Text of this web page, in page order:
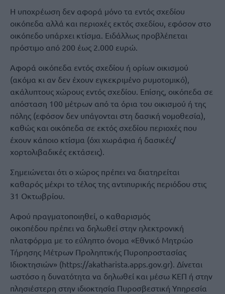
Η υποχρέωση δεν αφορά μόνο τα εντός σχεδίου
οικόπεδα αλλά και περιοχές εκτός σχεδίου, εφόσον στο
οικόπεδο υπάρχει κτίσμα. Ειδάλλως προβλέπεται
πρόστιμο από 200 έως 2.000 ευρώ.
Αφορά οικόπεδα εντός σχεδίου ή ορίων οικισμού
(ακόμα κι αν δεν έχουν εγκεκριμένο ρυμοτομικό),
ακάλυπτους χώρους εντός σχεδίου. Επίσης, οικόπεδα σε
απόσταση 100 μέτρων από τα όρια του οικισμού ή της
πόλης (εφόσον δεν υπάγονται στη δασική νομοθεσία),
καθώς και οικόπεδα σε εκτός σχεδίου περιοχές που
έχουν κάποιο κτίσμα (όχι χωράφια ή δασικές/
χορτολιβαδικές εκτάσεις).
Σημειώνεται ότι ο χώρος πρέπει να διατηρείται
καθαρός μέχρι το τέλος της αντιπυρικής περιόδου στις
31 Οκτωβρίου.
Αφού πραγματοποιηθεί, ο καθαρισμός
οικοπέδου πρέπει να δηλωθεί στην ηλεκτρονική
πλατφόρμα με το εύληπτο όνομα «Εθνικό Μητρώο
Τήρησης Μέτρων Προληπτικής Πυροπροστασίας
Ιδιοκτησιών» (https://akatharista.apps.gov.gr). Δίνεται
ωστόσο η δυνατότητα να δηλωθεί και μέσω ΚΕΠ ή στην
πλησιέστερη στην ιδιοκτησία Πυροσβεστική Υπηρεσία